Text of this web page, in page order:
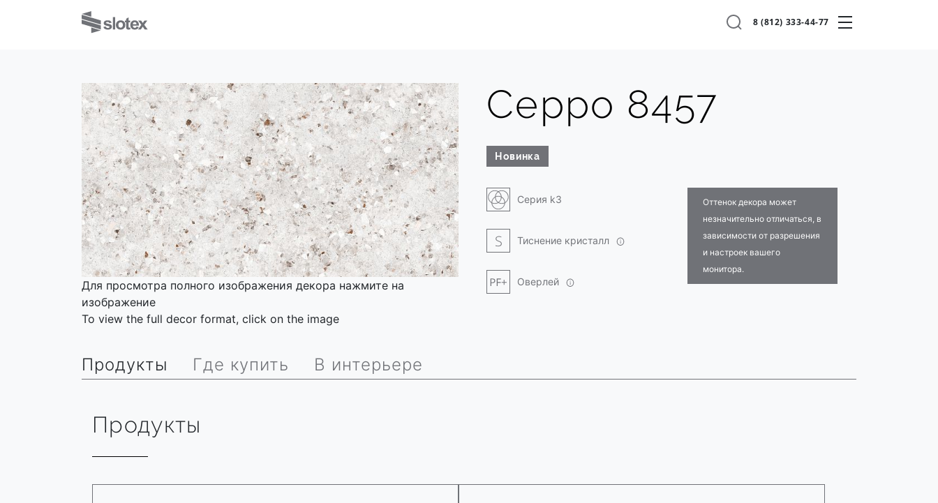
8 (812) 333-44-77
Для просмотра полного изображения декора нажмите на
изображение
To view the full decor format, click on the image
Ceppo 8457
Новинка
Серия k3
Тиснение кристалл
Оверлей
Оттенок декора может
незначительно отличаться, в
зависимости от разрешения
и настроек вашего
монитора.
Продукты Где купить В интерьере
Продукты